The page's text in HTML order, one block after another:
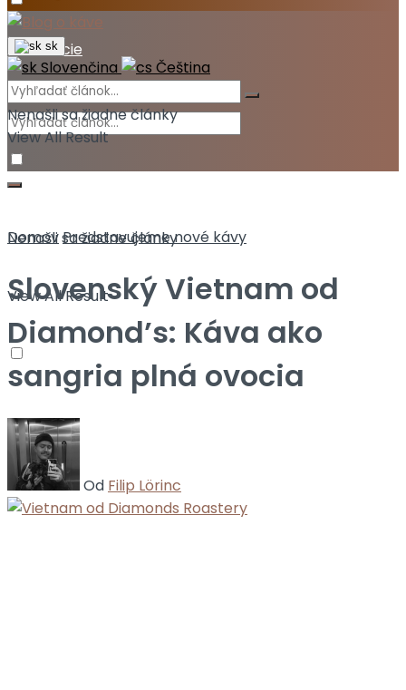
Akcie
Nenašli sa žiadne články
View All Result
sk
Slovenčina Čeština
Nenašli sa žiadne články
View All Result
DomovPredstavujeme nové kávy
Slovenský Vietnam od
Diamond’s: Káva ako
sangria plná ovocia
Od Filip Lörinc